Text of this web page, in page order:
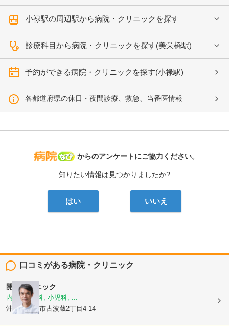
小禄駅の周辺駅から病院・クリニックを探す
診療科目から病院・クリニックを探す(美栄橋駅)
予約ができる病院・クリニックを探す(小禄駅)
各都道府県の休日・夜間診療、救急、当番医情報
病院なび
からのアンケートにご協力ください。
知りたい情報は見つかりましたか?
はい いいえ
口コミがある病院・クリニック
開邦クリニック
内科, 胃腸科, 小児科, ...
沖縄県那覇市古波蔵2丁目4-14